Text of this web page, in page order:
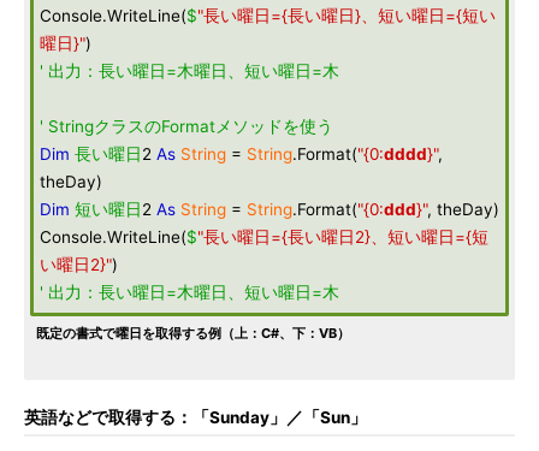
Console.WriteLine($"長い曜日={長い曜日}、短い曜日={短い
曜日}")
' 出力：長い曜日=木曜日、短い曜日=木
' StringクラスのFormatメソッドを使う
Dim 長い曜日2 As String = String.Format("{0:dddd}",
theDay)
Dim 短い曜日2 As String = String.Format("{0:ddd}", theDay)
Console.WriteLine($"長い曜日={長い曜日2}、短い曜日={短
い曜日2}")
' 出力：長い曜日=木曜日、短い曜日=木
既定の書式で曜日を取得する例（上：C#、下：VB）
英語などで取得する：「Sunday」／「Sun」